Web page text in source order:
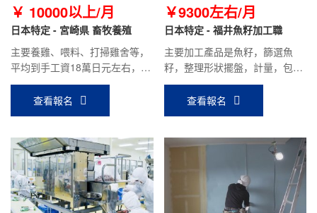
￥ 10000以上/月
日本特定 - 宮崎県 畜牧養殖
主要養雞、喂料、打掃雞舍等，
平均到手工資18萬日元左右，公
司報銷5萬日元赴日機票，據個
人表現有獎金，宿舍費用低。
查看報名
￥9300左右/月
日本特定 - 福井魚籽加工職
主要加工產品是魚籽，篩選魚
籽，整理形狀擺盤，計量，包裝
等工作，常溫工作。平均到手工
資18萬日元左右，無夜班，工作
輕松。
查看報名